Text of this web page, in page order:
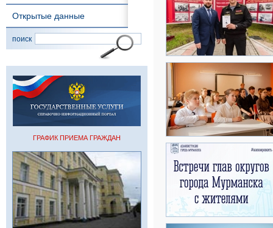
Открытые данные
поиск
ГРАФИК ПРИЕМА ГРАЖДАН